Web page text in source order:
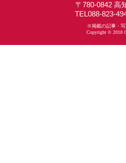
〒780-0842 高
TEL088-823-
※掲載の記事・写
Copyright © 2018